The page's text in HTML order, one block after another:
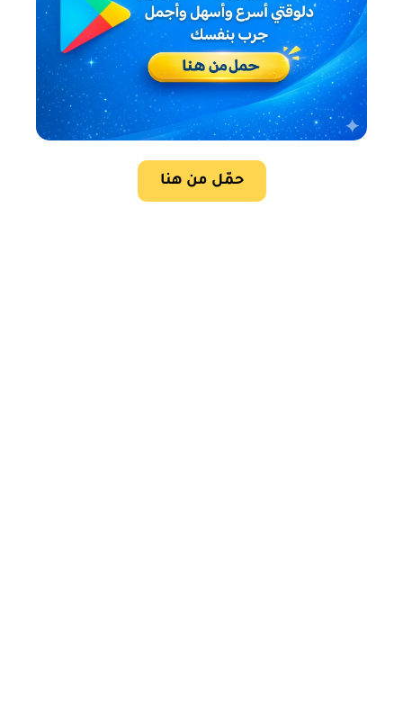
حمّل من هنا